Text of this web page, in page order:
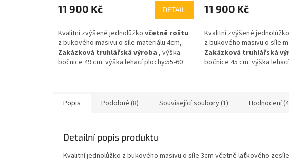
produktu
je
z
5
hvězdiček.
11 900 Kč DETAIL
Kvalitní zvýšené jednolůžko včetně roštu
z bukového masivu o síle materiálu 4cm,
Zakázková truhlářská výroba , výška
bočnice 49 cm. výška lehací plochy:55-60
11 900 Kč
Kvalitní zvýšené jednolůžko
z bukového masivu o síle
Zakázková truhlářská
bočnice 45 cm. výška
Popis Podobné (8) Související soubory (1) Hodnocení
Detailní popis produktu
Kvalitní jednolůžko z bukového masivu o síle 3cm včetně laťkového